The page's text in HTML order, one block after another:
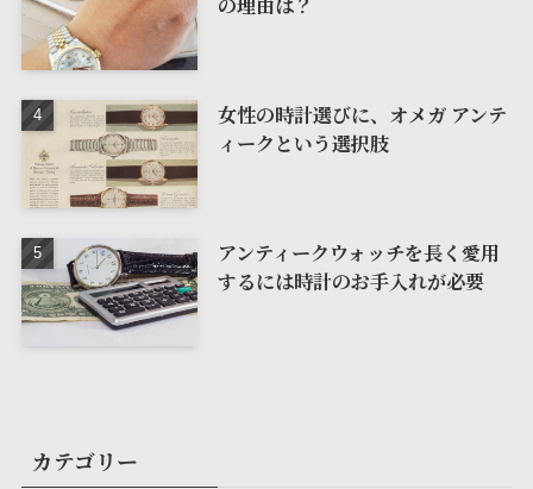
女性の時計選びに、オメガ アンテ
ィークという選択肢
アンティークウォッチを長く愛用
するには時計のお手入れが必要
カテゴリー